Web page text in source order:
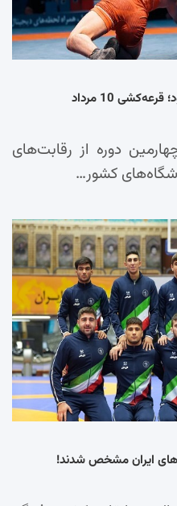
10 مرداد
دوره از رقابت‌های
کشور…
ایران مشخص شدند!